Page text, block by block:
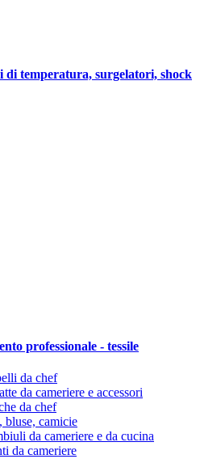
di temperatura, surgelatori, shock
professionale - tessile
da chef
da cameriere e accessori
da chef
bluse, camicie
da cameriere e da cucina
da cameriere